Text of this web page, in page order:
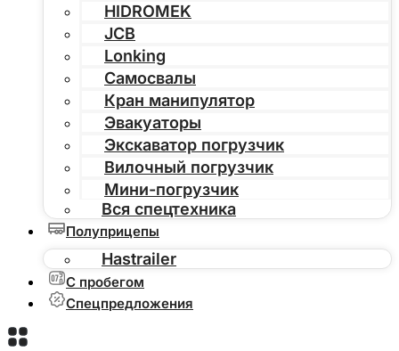
HIDROMEK
JCB
Lonking
Самосвалы
Кран манипулятор
Эвакуаторы
Экскаватор погрузчик
Вилочный погрузчик
Мини-погрузчик
Вся спецтехника
Полуприцепы
Hastrailer
С пробегом
Спецпредложения